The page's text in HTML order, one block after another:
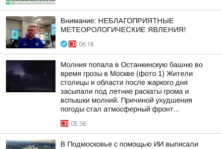
Внимание: НЕБЛАГОПРИЯТНЫЕ
МЕТЕОРОЛОГИЧЕСКИЕ ЯВЛЕНИЯ!
06:18
Молния попала в Останкинскую башню во
время грозы в Москве (фото 1) Жители
столицы и области после жаркого дня
засыпали под летние раскаты грома и
вспышки молний. Причиной ухудшения
погоды стал атмосферный фронт...
05:36
В Подмосковье с помощью ИИ выписали